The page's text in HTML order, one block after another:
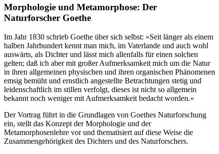
Morphologie und Metamorphose: Der
Naturforscher Goethe
Im Jahr 1830 schrieb Goethe über sich selbst: »Seit länger als einem
halben Jahrhundert kennt man mich, im Vaterlande und auch wohl
auswärts, als Dichter und lässt mich allenfalls für einen solchen
gelten; daß ich aber mit großer Aufmerksamkeit mich um die Natur
in ihren allgemeinen physischen und ihren organischen Phänomenen
emsig bemüht und ernstlich angestellte Betrachtungen stetig und
leidenschaftlich im stillen verfolgt, dieses ist nicht so allgemein
bekannt noch weniger mit Aufmerksamkeit bedacht worden.«
Der Vortrag führt in die Grundlagen von Goethes Naturforschung
ein, stellt das Konzept der Morphologie und der
Metamorphosenlehre vor und thematisiert auf diese Weise die
Zusammengehörigkeit des Dichters und des Naturforschers.